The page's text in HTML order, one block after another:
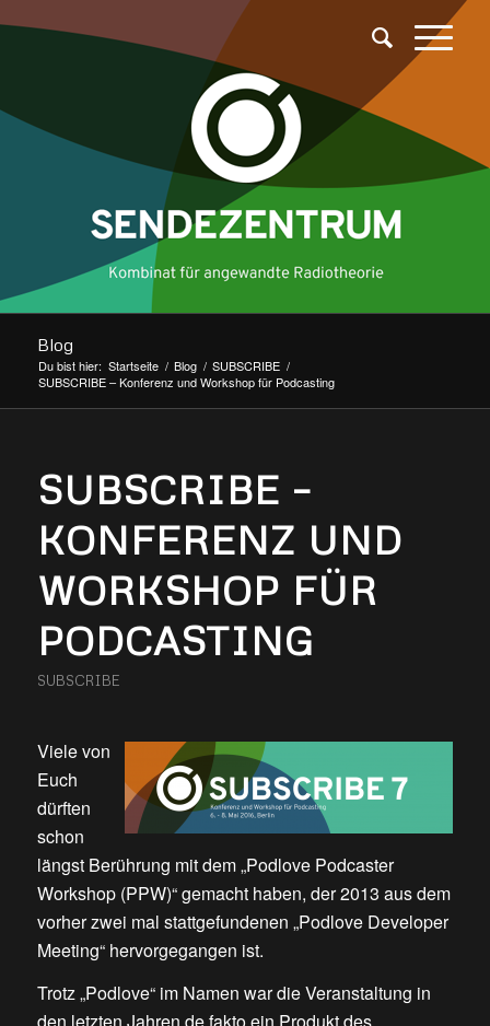
Blog
Du bist hier: Startseite / Blog / SUBSCRIBE /
SUBSCRIBE – Konferenz und Workshop für Podcasting
SUBSCRIBE –
KONFERENZ UND
WORKSHOP FÜR
PODCASTING
SUBSCRIBE
Viele von
Euch
dürften
schon
längst Berührung mit dem „Podlove Podcaster
Workshop (PPW)“ gemacht haben, der 2013 aus dem
vorher zwei mal stattgefundenen „Podlove Developer
Meeting“ hervorgegangen ist.
Trotz „Podlove“ im Namen war die Veranstaltung in